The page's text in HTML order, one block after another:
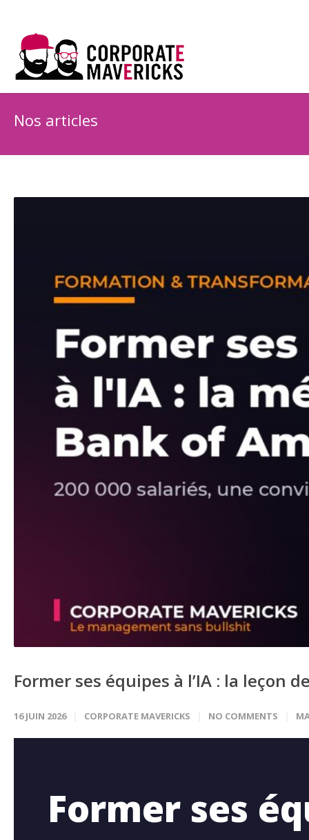
Nos articles
Former ses équipes à l’IA : la leçon
16 JUIN 2026 CORPORATE MAVERICKS NO COMMENTS
Former ses